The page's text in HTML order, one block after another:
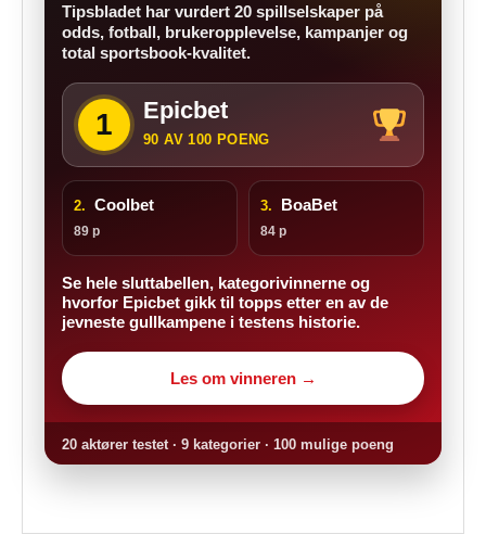
Tipsbladet har vurdert 20 spillselskaper på
odds, fotball, brukeropplevelse, kampanjer og
total sportsbook-kvalitet.
1 Epicbet
90 AV 100 POENG
2. Coolbet
89 p
3. BoaBet
84 p
Se hele sluttabellen, kategorivinnerne og
hvorfor Epicbet gikk til topps etter en av de
jevneste gullkampene i testens historie.
Les om vinneren →
20 aktører testet · 9 kategorier · 100 mulige poeng